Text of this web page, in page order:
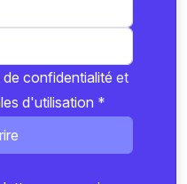
de confidentialité et
d'utilisation *